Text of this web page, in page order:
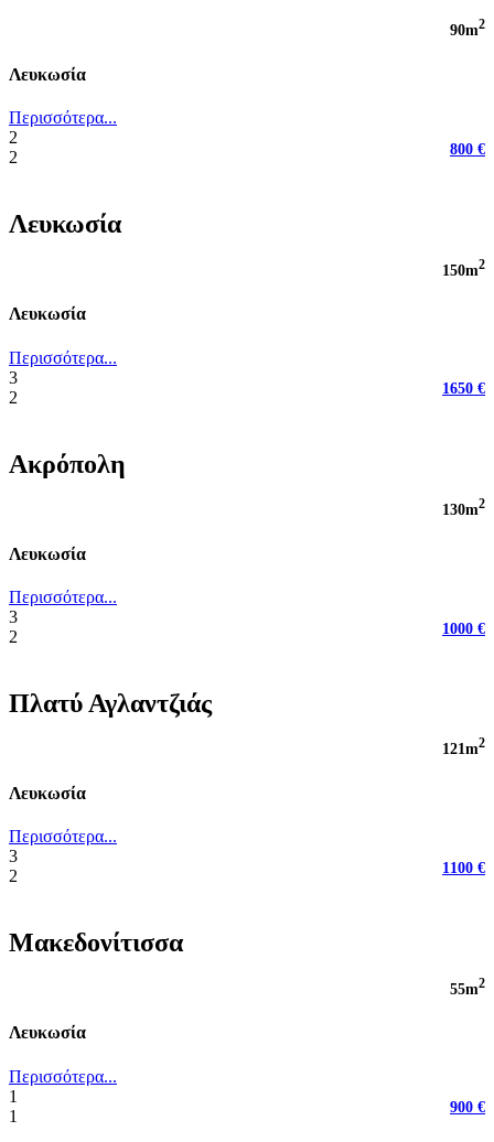
Λευκωσία
Περισσότερα...
90m2
800 €
2
2
Λευκωσία
Λευκωσία
Περισσότερα...
150m2
1650 €
3
2
Ακρόπολη
Λευκωσία
Περισσότερα...
130m2
1000 €
3
2
Πλατύ Αγλαντζιάς
Λευκωσία
Περισσότερα...
121m2
1100 €
3
2
Μακεδονίτισσα
Λευκωσία
Περισσότερα...
55m2
900 €
1
1